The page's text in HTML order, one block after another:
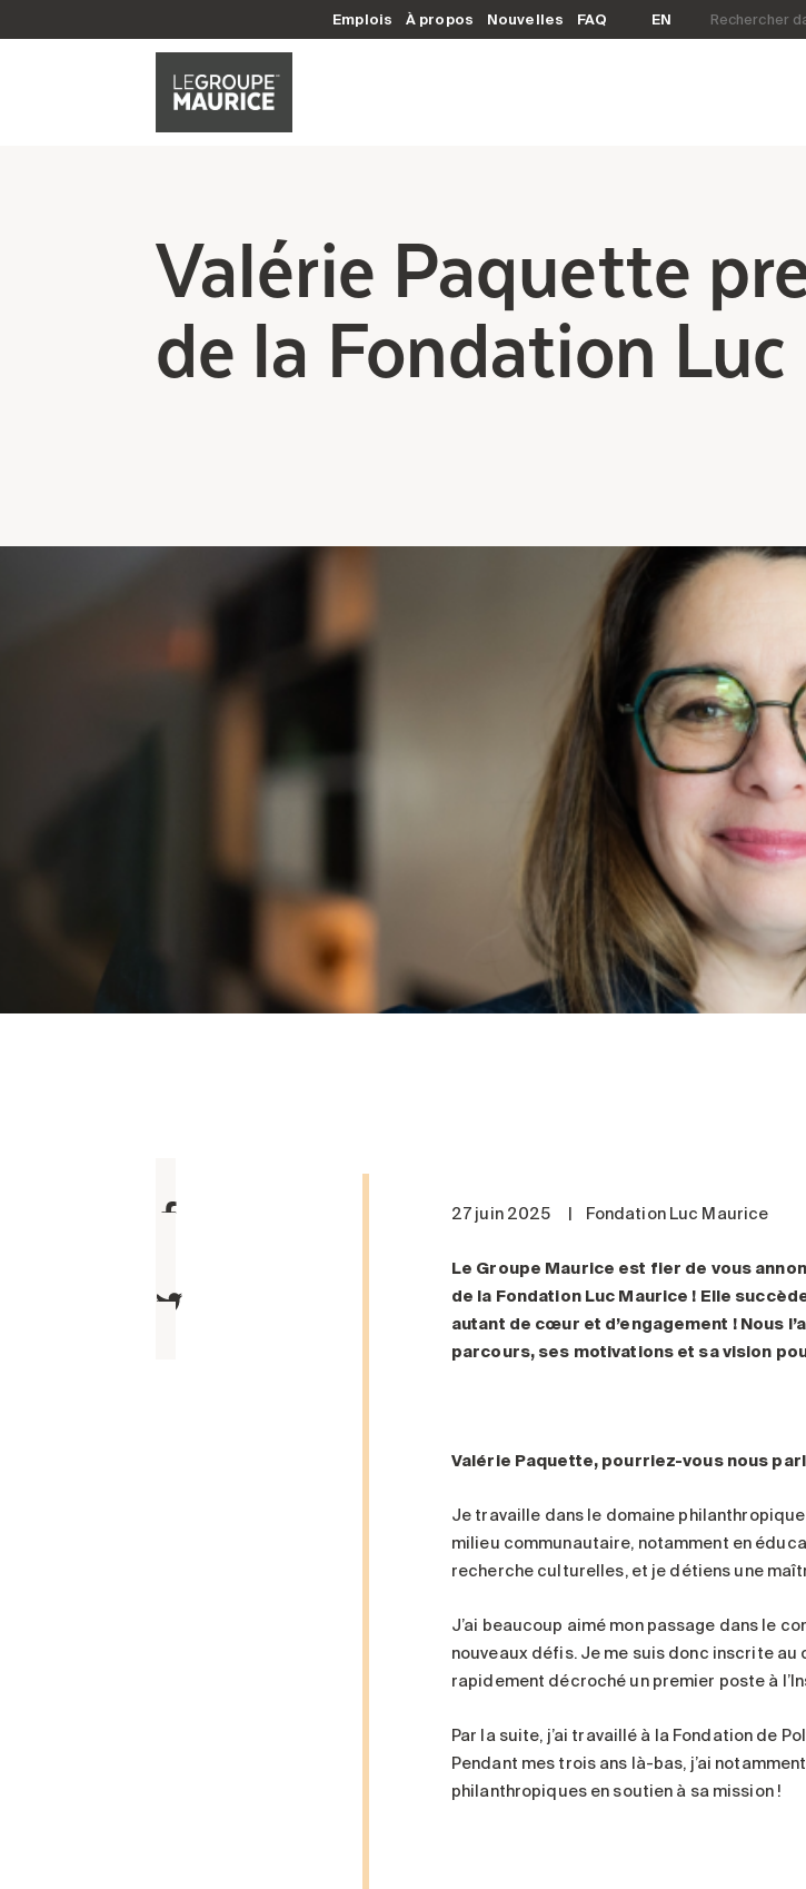
Emplois À propos Nouvelles FAQ EN
Valérie Paquette
de la Fondation
27 juin 2025 Fondation Luc Maurice
Le Groupe Maurice est fier de vous
de la Fondation Luc Maurice ! Elle
autant de cœur et d’engagement ! Nous
parcours, ses motivations et sa vision
Valérie Paquette, pourriez-vous nous
Je travaille dans le domaine philanthropique
milieu communautaire, notamment en
recherche culturelles, et je détiens une
J’ai beaucoup aimé mon passage dans le
nouveaux défis. Je me suis donc inscrite au
rapidement décroché un premier poste à
Par la suite, j’ai travaillé à la Fondation de
Pendant mes trois ans là-bas, j’ai
philanthropiques en soutien à sa mission !